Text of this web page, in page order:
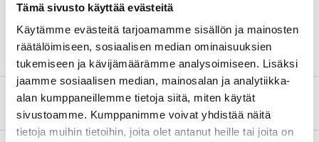
Tämä sivusto käyttää evästeitä
Käytämme evästeitä tarjoamamme sisällön ja mainosten
räätälöimiseen, sosiaalisen median ominaisuuksien
tukemiseen ja kävijämäärämme analysoimiseen. Lisäksi
jaamme sosiaalisen median, mainosalan ja analytiikka-
alan kumppaneillemme tietoja siitä, miten käytät
sivustoamme. Kumppanimme voivat yhdistää näitä
tietoja muihin tietoihin, joita olet antanut heille tai joita on
Colour
Safety instructions and other information